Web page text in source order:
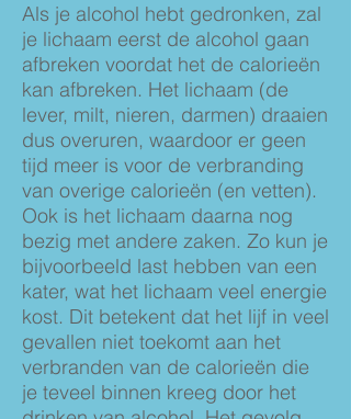
Als je alcohol hebt gedronken, zal
je lichaam eerst de alcohol gaan
afbreken voordat het de calorieën
kan afbreken. Het lichaam (de
lever, milt, nieren, darmen) draaien
dus overuren, waardoor er geen
tijd meer is voor de verbranding
van overige calorieën (en vetten).
Ook is het lichaam daarna nog
bezig met andere zaken. Zo kun je
bijvoorbeeld last hebben van een
kater, wat het lichaam veel energie
kost. Dit betekent dat het lijf in veel
gevallen niet toekomt aan het
verbranden van de calorieën die
je teveel binnen kreeg door het